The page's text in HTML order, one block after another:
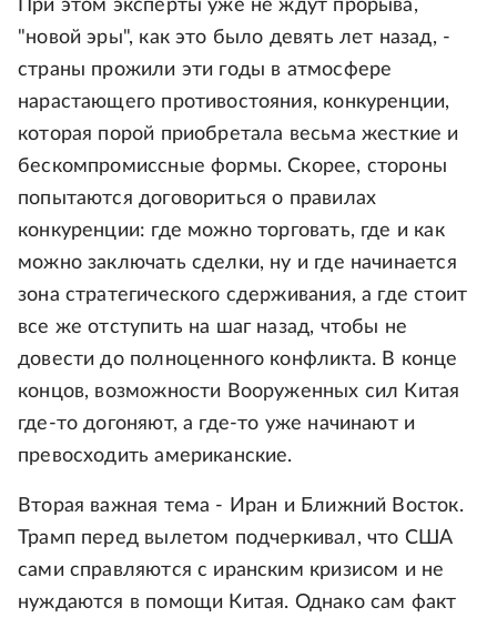
При этом эксперты уже не ждут прорыва,
"новой эры", как это было девять лет назад, -
страны прожили эти годы в атмосфере
нарастающего противостояния, конкуренции,
которая порой приобретала весьма жесткие и
бескомпромиссные формы. Скорее, стороны
попытаются договориться о правилах
конкуренции: где можно торговать, где и как
можно заключать сделки, ну и где начинается
зона стратегического сдерживания, а где стоит
все же отступить на шаг назад, чтобы не
довести до полноценного конфликта. В конце
концов, возможности Вооруженных сил Китая
где-то догоняют, а где-то уже начинают и
превосходить американские.
Вторая важная тема - Иран и Ближний Восток.
Трамп перед вылетом подчеркивал, что США
сами справляются с иранским кризисом и не
нуждаются в помощи Китая. Однако сам факт